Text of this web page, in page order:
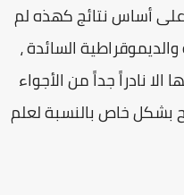
أساس نتائج كهذه لم
السائدة ،
نادراً جداً من الأجواء
بشكل خاص بالنسبة لعلم